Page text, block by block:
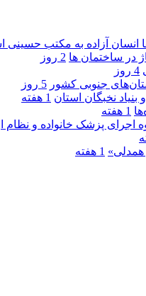
انسان آزاده به مکتب
در ساختمان ها 2 روز
4 روز
جنوبی كشور 5 روز
نخبگان استان 1 هفته
1 هفته
اجرای پزشک خانواده و
1 هفته